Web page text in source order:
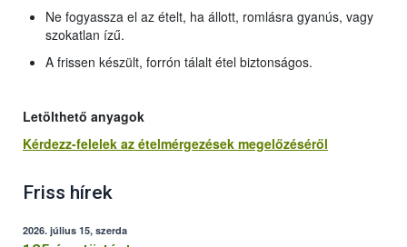
Ne fogyassza el az ételt, ha állott, romlásra gyanús, vagy
szokatlan ízű.
A frissen készült, forrón tálalt étel biztonságos.
Letölthető anyagok
Kérdezz-felelek az ételmérgezések megelőzéséről
Friss hírek
2026. július 15, szerda